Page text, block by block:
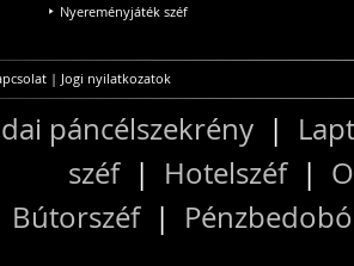
Nyereményjáték széf
| Jogi nyilatkozatok
páncélszekrény |
széf| Hotelszéf|
Bútorszéf|